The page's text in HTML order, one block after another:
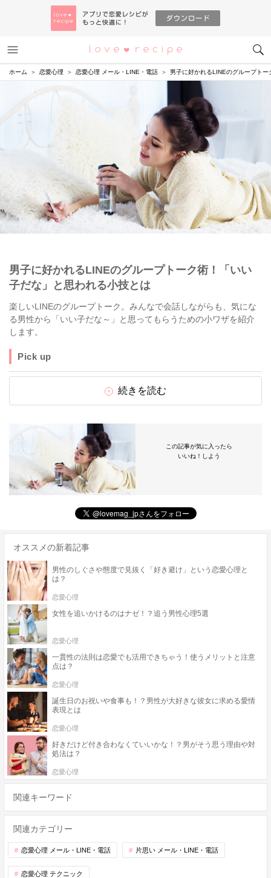
恋愛レシピ
ホーム 恋愛心理 恋愛心理 メール・LINE・電話 男子に好かれるLINEのグループト
男子に好かれるLINEのグループトーク術！「いい
子だな」と思われる小技とは
楽しいLINEのグループトーク。みんなで会話しながらも、気にな
る男性から「いい子だな～」と思ってもらうための小ワザを紹介
します。
Pick up
続きを読む
この記事が気に入ったら
いいね！しよう
オススメの新着記事
男性のしぐさや態度で見抜く「好き避け」という恋愛心理と
は？
恋愛心理
女性を追いかけるのはナゼ！？追う男性心理5選
恋愛心理
一貫性の法則は恋愛でも活用できちゃう！使うメリットと注意
点は？
恋愛心理
誕生日のお祝いや食事も！？男性が大好きな彼女に求める愛情
表現とは
恋愛心理
好きだけど付き合わなくていいかな！？男がそう思う理由や対
処法は？
恋愛心理
関連キーワード
関連カテゴリー
恋愛心理 メール・LINE・電話 片思い メール・LINE・電話
恋愛心理 テクニック